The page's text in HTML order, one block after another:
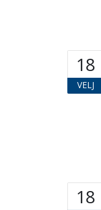
18
VELJ
18